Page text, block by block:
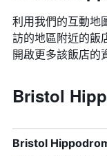
利用我們的互動地
訪的地區附近的飯
開啟更多該飯店的
Bristol
Bristol